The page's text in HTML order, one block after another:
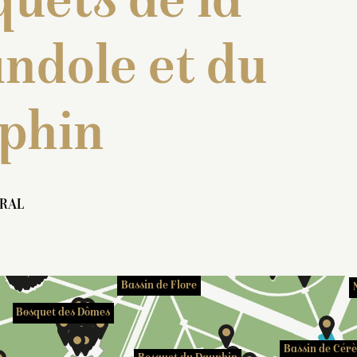
et du
Bassin de Flore
Bassin de
Bosquet des Dômes